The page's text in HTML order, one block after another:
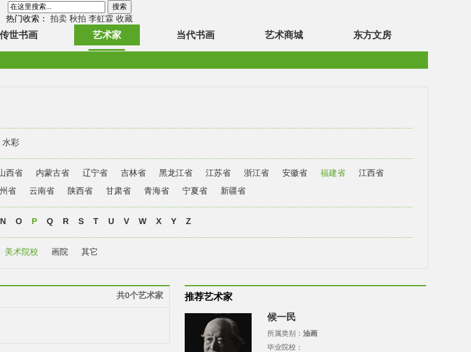
热门收索： 拍卖 秋拍 李虹霖 收藏
传世书画 艺术家 当代书画 艺术商城 东方文房
水彩
西省 内蒙古省 辽宁省 吉林省 黑龙江省 江苏省 浙江省 安徽省 福建省
江西省
省 云南省 陕西省 甘肃省 青海省 宁夏省 新疆省
N O P Q R S T U V W X Y Z
美术院校 画院 其它
共0个艺术家 推荐艺术家
候一民
所属类别： 油画
毕业院校：